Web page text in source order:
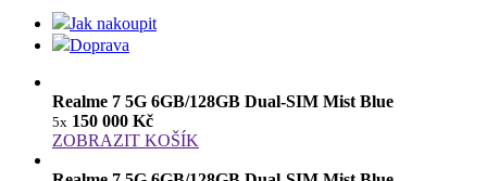
Jak nakoupit
Doprava
Realme 7 5G 6GB/128GB Dual-SIM Mist Blue
5x 150 000 Kč
ZOBRAZIT KOŠÍK